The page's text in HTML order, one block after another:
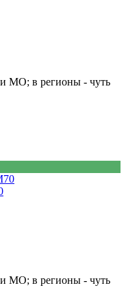
МО; в регионы - чуть
МО; в регионы - чуть